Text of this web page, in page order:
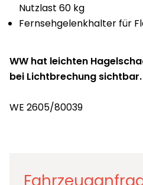
Nutzlast 60 kg
Fernsehgelenkhalter für
WW hat leichten
bei Lichtbrechung sichtbar.
WE 2605/80039